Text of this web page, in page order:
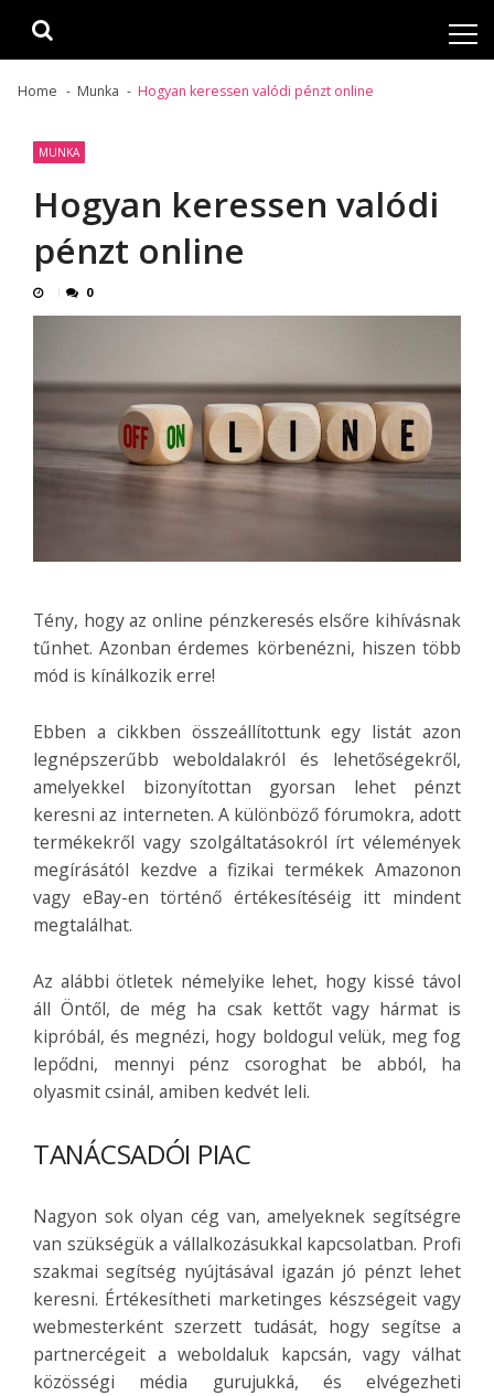
Home Munka Hogyan keressen valódi pénzt online
MUNKA
Hogyan keressen valódi
pénzt online
0
Tény, hogy az online pénzkeresés elsőre kihívásnak
tűnhet. Azonban érdemes körbenézni, hiszen több
mód is kínálkozik erre!
Ebben a cikkben összeállítottunk egy listát azon
legnépszerűbb weboldalakról és lehetőségekről,
amelyekkel bizonyítottan gyorsan lehet pénzt
keresni az interneten. A különböző fórumokra, adott
termékekről vagy szolgáltatásokról írt vélemények
megírásától kezdve a fizikai termékek Amazonon
vagy eBay-en történő értékesítéséig itt mindent
megtalálhat.
Az alábbi ötletek némelyike ​​lehet, hogy kissé távol
áll Öntől, de még ha csak kettőt vagy hármat is
kipróbál, és megnézi, hogy boldogul velük, meg fog
lepődni, mennyi pénz csoroghat be abból, ha
olyasmit csinál, amiben kedvét leli.
TANÁCSADÓI PIAC
Nagyon sok olyan cég van, amelyeknek segítségre
van szükségük a vállalkozásukkal kapcsolatban. Profi
szakmai segítség nyújtásával igazán jó pénzt lehet
keresni. Értékesítheti marketinges készségeit vagy
webmesterként szerzett tudását, hogy segítse a
partnercégeit a weboldaluk kapcsán, vagy válhat
közösségi média gurujukká, és elvégezheti